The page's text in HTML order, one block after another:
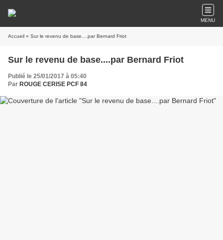
MENU
Accueil » Sur le revenu de base....par Bernard Friot
Sur le revenu de base....par Bernard Friot
Publié le 25/01/2017 à 05:40
Par ROUGE CERISE PCF 84